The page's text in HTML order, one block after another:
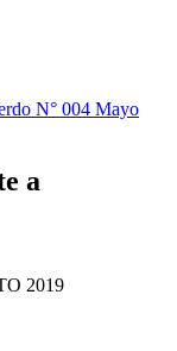
N° 004 Mayo
a
2019